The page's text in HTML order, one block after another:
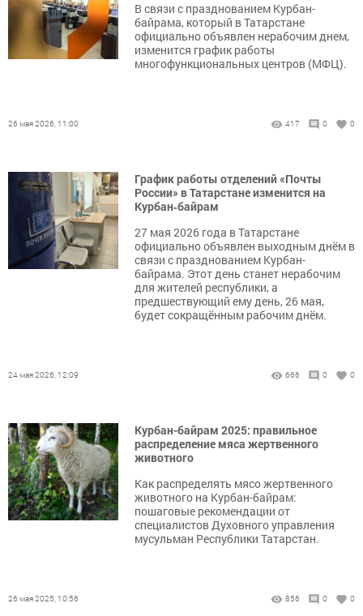
В связи с празднованием Курбан-
байрама, который в Татарстане
официально объявлен нерабочим днем,
изменится график работы
многофункциональных центров (МФЦ).
26 мая 2026, 11:00 417 0 0
График работы отделений «Почты
России» в Татарстане изменится на
Курбан‑байрам
27 мая 2026 года в Татарстане
официально объявлен выходным днём в
связи с празднованием Курбан-
байрама. Этот день станет нерабочим
для жителей республики, а
предшествующий ему день, 26 мая,
будет сокращённым рабочим днём.
24 мая 2026, 12:09 666 0 0
Курбан-байрам 2025: правильное
распределение мяса жертвенного
животного
Как распределять мясо жертвенного
животного на Курбан-байрам:
пошаговые рекомендации от
специалистов Духовного управления
мусульман Республики Татарстан.
26 мая 2025, 10:56 856 0 0